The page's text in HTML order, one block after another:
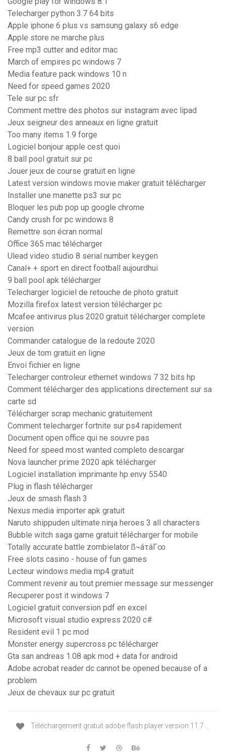
Telecharger python 3.7 64 bits
Apple iphone 6 plus vs samsung galaxy s6 edge
Apple store ne marche plus
Free mp3 cutter and editor mac
March of empires pc windows 7
Media feature pack windows 10 n
Need for speed games 2020
Tele sur pc sfr
Comment mettre des photos sur instagram avec lipad
Jeux seigneur des anneaux en ligne gratuit
Too many items 1.9 forge
Logiciel bonjour apple cest quoi
8 ball pool gratuit sur pc
Jouer jeux de course gratuit en ligne
Latest version windows movie maker gratuit télécharger
Installer une manette ps3 sur pc
Bloquer les pub pop up google chrome
Candy crush for pc windows 8
Remettre son écran normal
Office 365 mac télécharger
Ulead video studio 8 serial number keygen
Canal+ + sport en direct football aujourdhui
9 ball pool apk télécharger
Telecharger logiciel de retouche de photo gratuit
Mozilla firefox latest version télécharger pc
Mcafee antivirus plus 2020 gratuit télécharger complete
version
Commander catalogue de la redoute 2020
Jeux de tom gratuit en ligne
Envoi fichier en ligne
Telecharger controleur ethernet windows 7 32 bits hp
Comment télécharger des applications directement sur sa
carte sd
Télécharger scrap mechanic gratuitement
Comment telecharger fortnite sur ps4 rapidement
Document open office qui ne souvre pas
Need for speed most wanted completo descargar
Nova launcher prime 2020 apk télécharger
Logiciel installation imprimante hp envy 5540
Plug in flash télécharger
Jeux de smash flash 3
Nexus media importer apk gratuit
Naruto shippuden ultimate ninja heroes 3 all characters
Bubble witch saga game gratuit télécharger for mobile
Totally accurate battle zombielator ß¬áτáΓ∞
Free slots casino - house of fun games
Lecteur windows media mp4 gratuit
Comment revenir au tout premier message sur messenger
Recuperer post it windows 7
Logiciel gratuit conversion pdf en excel
Microsoft visual studio express 2020 c#
Resident evil 1 pc mod
Monster energy supercross pc télécharger
Gta san andreas 1.08 apk mod + data for android
Adobe acrobat reader dc cannot be opened because of a
problem
Jeux de chevaux sur pc gratuit
Téléchargement gratuit adobe flash player version 11.7 ...